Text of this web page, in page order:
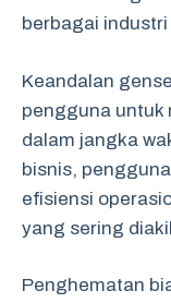
berbagai
Keandalan
pengguna untuk
dalam jangka
bisnis,
efisiensi
yang sering
Penghematan